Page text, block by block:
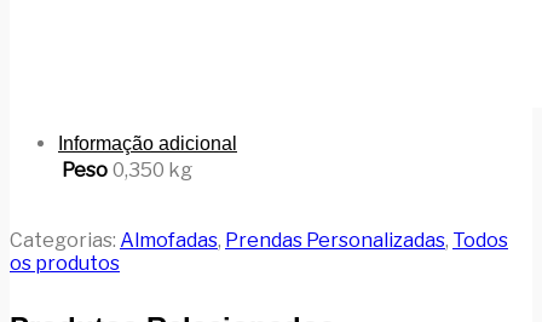
Informação adicional
Peso 0,350 kg
Categorias: Almofadas, Prendas Personalizadas, Todos
os produtos